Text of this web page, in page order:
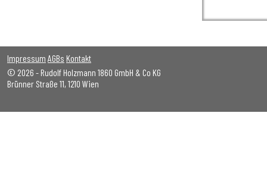
Impressum AGBs Kontakt
© 2026 - Rudolf Holzmann 1860 GmbH & Co KG
Brünner Straße 11, 1210 Wien